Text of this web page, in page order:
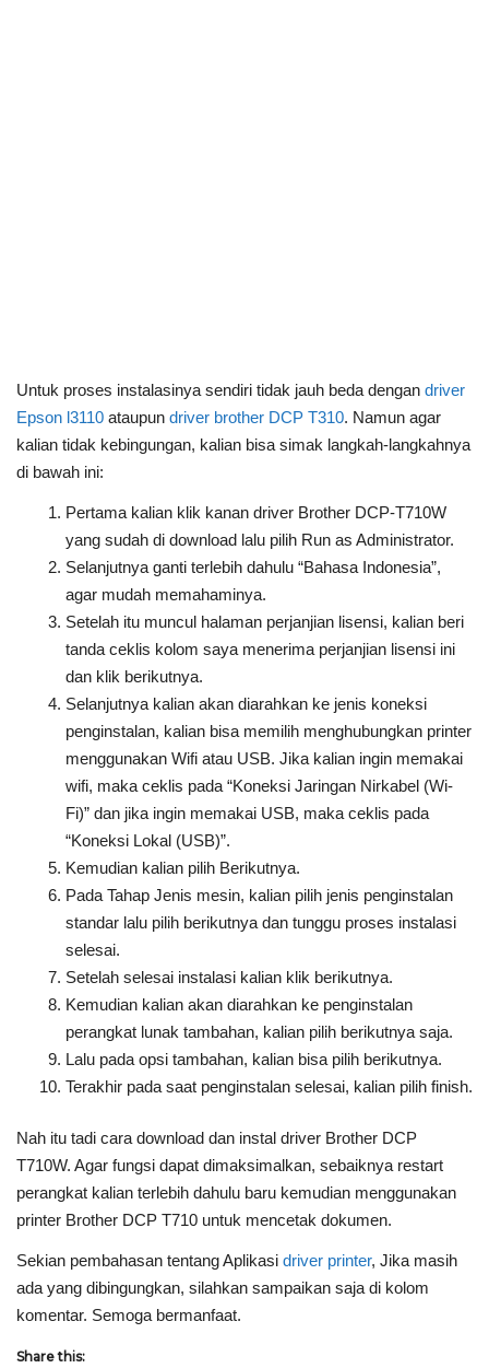
Untuk proses instalasinya sendiri tidak jauh beda dengan driver
Epson l3110 ataupun driver brother DCP T310. Namun agar
kalian tidak kebingungan, kalian bisa simak langkah-langkahnya
di bawah ini:
Pertama kalian klik kanan driver Brother DCP-T710W
yang sudah di download lalu pilih Run as Administrator.
Selanjutnya ganti terlebih dahulu “Bahasa Indonesia”,
agar mudah memahaminya.
Setelah itu muncul halaman perjanjian lisensi, kalian beri
tanda ceklis kolom saya menerima perjanjian lisensi ini
dan klik berikutnya.
Selanjutnya kalian akan diarahkan ke jenis koneksi
penginstalan, kalian bisa memilih menghubungkan printer
menggunakan Wifi atau USB. Jika kalian ingin memakai
wifi, maka ceklis pada “Koneksi Jaringan Nirkabel (Wi-
Fi)” dan jika ingin memakai USB, maka ceklis pada
“Koneksi Lokal (USB)”.
Kemudian kalian pilih Berikutnya.
Pada Tahap Jenis mesin, kalian pilih jenis penginstalan
standar lalu pilih berikutnya dan tunggu proses instalasi
selesai.
Setelah selesai instalasi kalian klik berikutnya.
Kemudian kalian akan diarahkan ke penginstalan
perangkat lunak tambahan, kalian pilih berikutnya saja.
Lalu pada opsi tambahan, kalian bisa pilih berikutnya.
Terakhir pada saat penginstalan selesai, kalian pilih finish.
Nah itu tadi cara download dan instal driver Brother DCP
T710W. Agar fungsi dapat dimaksimalkan, sebaiknya restart
perangkat kalian terlebih dahulu baru kemudian menggunakan
printer Brother DCP T710 untuk mencetak dokumen.
Sekian pembahasan tentang Aplikasi driver printer, Jika masih
ada yang dibingungkan, silahkan sampaikan saja di kolom
komentar. Semoga bermanfaat.
Share this: